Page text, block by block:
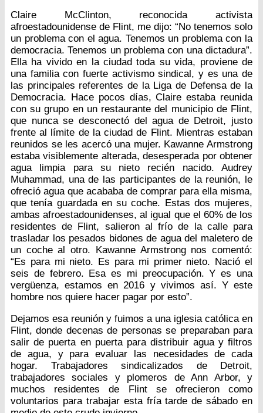
Claire McClinton, reconocida activista
afroestadounidense de Flint, me dijo: “No tenemos solo
un problema con el agua. Tenemos un problema con la
democracia. Tenemos un problema con una dictadura”.
Ella ha vivido en la ciudad toda su vida, proviene de
una familia con fuerte activismo sindical, y es una de
las principales referentes de la Liga de Defensa de la
Democracia. Hace pocos días, Claire estaba reunida
con su grupo en un restaurante del municipio de Flint,
que nunca se desconectó del agua de Detroit, justo
frente al límite de la ciudad de Flint. Mientras estaban
reunidos se les acercó una mujer. Kawanne Armstrong
estaba visiblemente alterada, desesperada por obtener
agua limpia para su nieto recién nacido. Audrey
Muhammad, una de las participantes de la reunión, le
ofreció agua que acababa de comprar para ella misma,
que tenía guardada en su coche. Estas dos mujeres,
ambas afroestadounidenses, al igual que el 60% de los
residentes de Flint, salieron al frío de la calle para
trasladar los pesados bidones de agua del maletero de
un coche al otro. Kawanne Armstrong nos comentó:
“Es para mi nieto. Es para mi primer nieto. Nació el
seis de febrero. Esa es mi preocupación. Y es una
vergüenza, estamos en 2016 y vivimos así. Y este
hombre nos quiere hacer pagar por esto”.
Dejamos esa reunión y fuimos a una iglesia católica en
Flint, donde decenas de personas se preparaban para
salir de puerta en puerta para distribuir agua y filtros
de agua, y para evaluar las necesidades de cada
hogar. Trabajadores sindicalizados de Detroit,
trabajadores sociales y plomeros de Ann Arbor, y
muchos residentes de Flint se ofrecieron como
voluntarios para trabajar esta fría tarde de sábado en